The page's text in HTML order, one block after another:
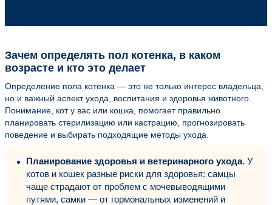
Зачем определять пол котенка, в каком
возрасте и кто это делает
Определение пола котенка — это не только интерес владельца,
но и важный аспект ухода, воспитания и здоровья животного.
Понимание, кот у вас или кошка, помогает правильно
планировать стерилизацию или кастрацию, прогнозировать
поведение и выбирать подходящие методы ухода.
Планирование здоровья и ветеринарного ухода. У
котов и кошек разные риски для здоровья: самцы
чаще страдают от проблем с мочевыводящими
путями, самки — от гормональных изменений и